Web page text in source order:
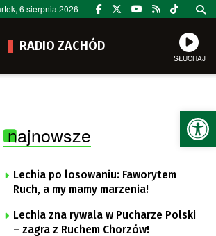
6 sierpnia 2026
RADIO ZACHÓD
SŁUCHAJ
najnowsze
Lechia po losowaniu: Faworytem
Ruch, a my mamy marzenia!
Lechia zna rywala w Pucharze Polski
– zagra z Ruchem Chorzów!